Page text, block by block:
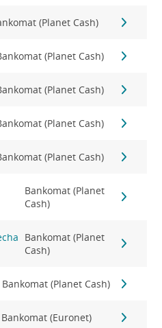
(Planet Cash)
(Planet Cash)
(Planet Cash)
(Planet Cash)
(Planet Cash)
Bankomat (Planet
Cash)
Bankomat (Planet
Cash)
Bankomat (Planet Cash)
Bankomat (Euronet)